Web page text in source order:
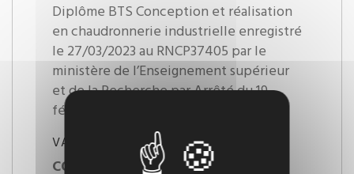
Diplôme BTS Conception et réalisation
en chaudronnerie industrielle enregistré
le 27/03/2023 au RNCP37405 par le
ministère de l’Enseignement supérieur
et de la Recherche par Arrêté du 19
février 2018
VALIDATION DÉTAIL
CONTRÔLES EN COURS DE